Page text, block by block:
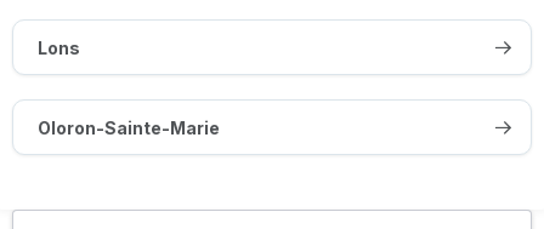
Lons
Oloron-Sainte-Marie